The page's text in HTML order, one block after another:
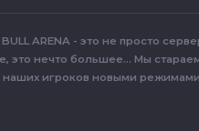
ARENA - это не просто
это нечто большее... Мы
наших игроков новыми